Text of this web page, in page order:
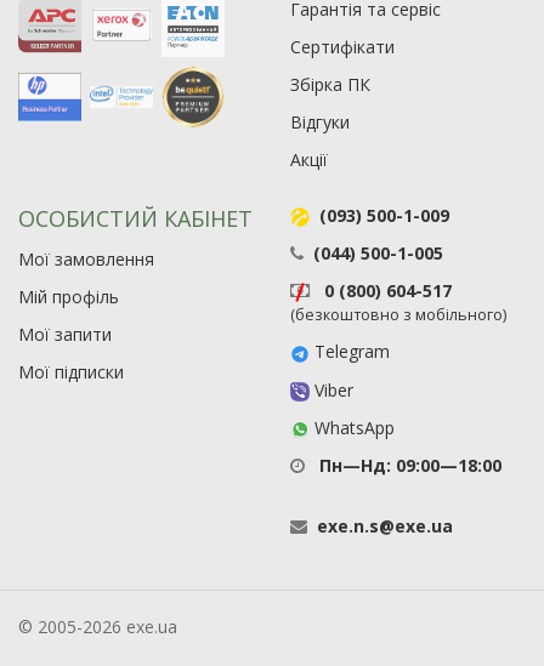
Гарантія та сервіс
Сертифікати
Збірка ПК
Відгуки
Акції
ОСОБИСТИЙ КАБІНЕТ
Мої замовлення
Мій профіль
Мої запити
Мої підписки
(093) 500-1-009
(044) 500-1-005
0 (800) 604-517
(безкоштовно з мобільного)
Telegram
Viber
WhatsApp
Пн—Нд: 09:00—18:00
exe.n.s@exe.ua
© 2005-2026 exe.ua